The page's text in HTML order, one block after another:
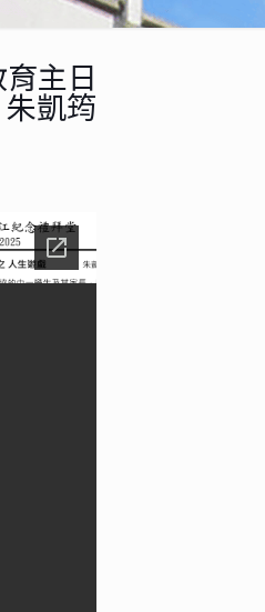
主日
凱筠